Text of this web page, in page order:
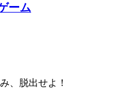
ーム
、脱出せよ！